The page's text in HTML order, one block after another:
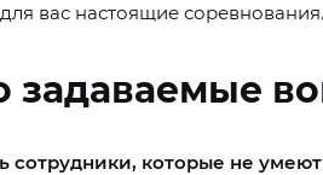
вас настоящие соревнования.
задаваемые
сотрудники, которые не